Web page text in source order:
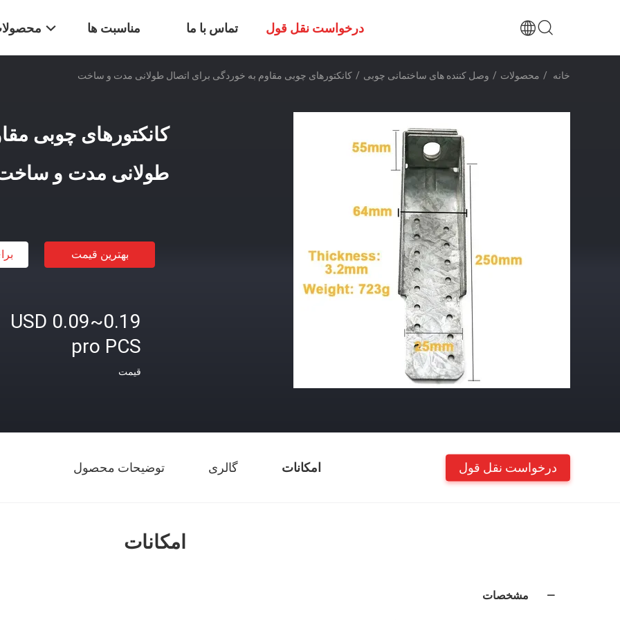
مناسبت ها تماس با ما درخواست نقل قول
خانه / محصولات / وصل کننده های ساختمانی چوبی / کانکتورهای چوبی مقاوم به خوردگی برای اتصال طولانی مدت و ساخت
کانکتورهای چوبی
طولانی مدت و
بهترین قیمت
USD 0.09~0.19
pro PCS
قیمت
امکانات گالری توضیحات محصول درخواست نقل قول
امکانات
مشخصات